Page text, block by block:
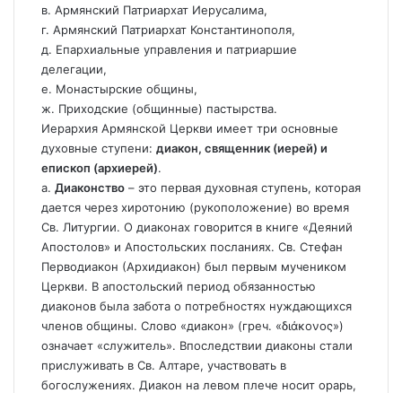
в. Армянский Патриархат Иерусалима,
г. Армянский Патриархат Константинополя,
д. Епархиальные управления и патриаршие
делегации,
е. Монастырские общины,
ж. Приходские (общинные) пастырства.
Иерархия Армянской Церкви имеет три основные
духовные ступени: диакон, священник (иерей) и
епископ (архиерей).
а. Диаконство – это первая духовная ступень, которая
дается через хиротонию (рукоположение) во время
Св. Литургии. О диаконах говорится в книге «Деяний
Апостолов» и Апостольских посланиях. Св. Стефан
Перводиакон (Архидиакон) был первым мучеником
Церкви. В апостольский период обязанностью
диаконов была забота о потребностях нуждающихся
членов общины. Слово «диакон» (греч. «διάκονος»)
означает «служитель». Впоследствии диаконы стали
прислуживать в Св. Алтаре, участвовать в
богослужениях. Диакон на левом плече носит орарь,